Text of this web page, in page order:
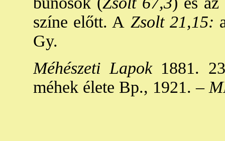
színe előtt. A Zsolt 21,15:
Gy.
Méhészeti Lapok 1881.
méhek élete Bp., 1921. –